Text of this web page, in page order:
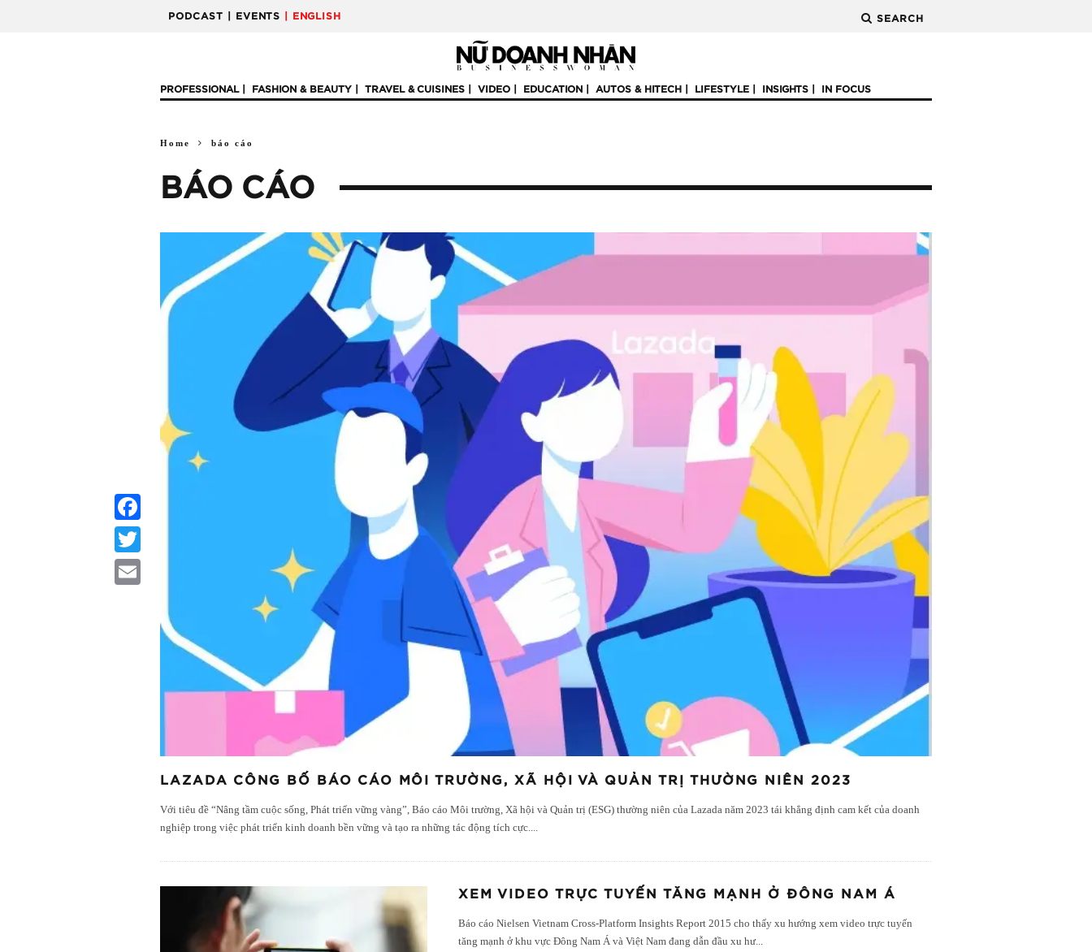
PODCAST | EVENTS | ENGLISH SEARCH
PROFESSIONAL FASHION & BEAUTY TRAVEL & CUISINES VIDEO EDUCATION AUTOS & HITECH LIFESTYLE INSIGHTS IN FOCUS
Home báo cáo
BÁO CÁO
LAZADA CÔNG BỐ BÁO CÁO MÔI TRƯỜNG, XÃ HỘI VÀ QUẢN TRỊ THƯỜNG NIÊN 2023
Với tiêu đề “Nâng tầm cuộc sống, Phát triển vững vàng”, Báo cáo Môi trường, Xã hội và Quản trị (ESG) thường niên của Lazada năm 2023 tái khẳng định cam kết của doanh
nghiệp trong việc phát triển kinh doanh bền vững và tạo ra những tác động tích cực....
Facebook
Twitter
XEM VIDEO TRỰC TUYẾN TĂNG MẠNH Ở ĐÔNG NAM Á
Báo cáo Nielsen Vietnam Cross-Platform Insights Report 2015 cho thấy xu hướng xem video trực tuyến
tăng mạnh ở khu vực Đông Nam Á và Việt Nam đang dẫn đầu xu hư...